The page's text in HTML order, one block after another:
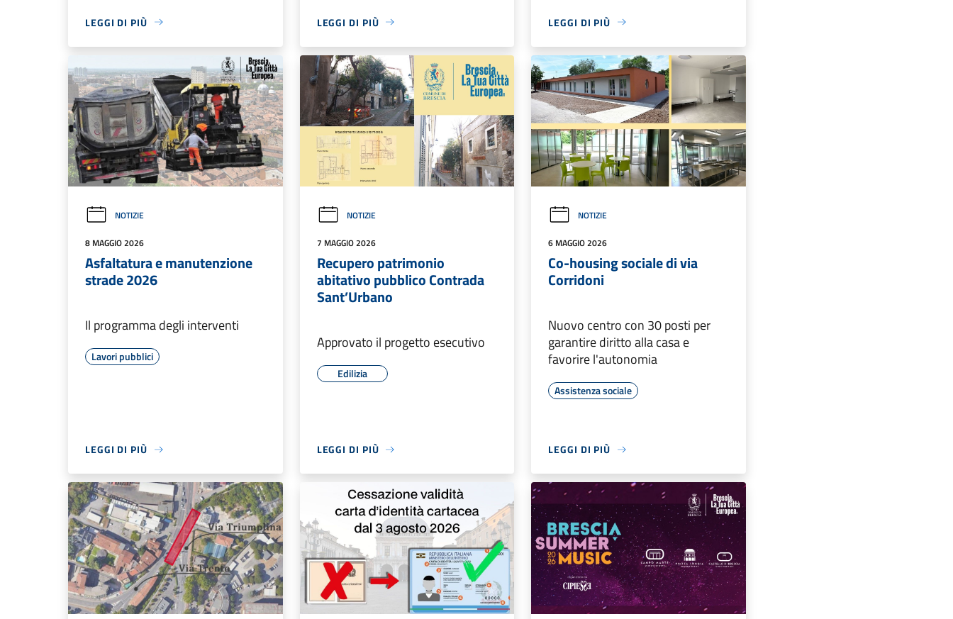
LEGGI DI PIÙ LEGGI DI PIÙ LEGGI DI PIÙ
NOTIZIE
8 MAGGIO 2026
Asfaltatura e manutenzione
strade 2026
Il programma degli interventi
Lavori pubblici
LEGGI DI PIÙ
NOTIZIE
7 MAGGIO 2026
Recupero patrimonio
abitativo pubblico Contrada
Sant’Urbano
Approvato il progetto esecutivo
Edilizia
LEGGI DI PIÙ
NOTIZIE
6 MAGGIO 2026
Co-housing sociale di via
Corridoni
Nuovo centro con 30 posti per
garantire diritto alla casa e
favorire l'autonomia
Assistenza sociale
LEGGI DI PIÙ